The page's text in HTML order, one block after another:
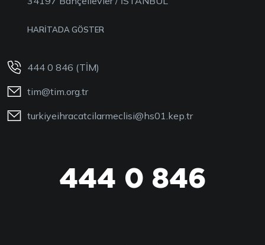
HARİTADA GÖSTER
444 0 846 (TİM)
tim@tim.org.tr
turkiyeihracatcilarmeclisi@hs01.kep.tr
444 0 846
444 0 TİM